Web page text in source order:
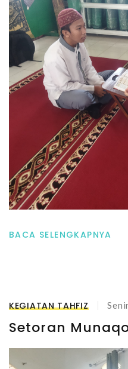
BACA SELENGKAPNYA
KEGIATAN TAHFIZ
Setoran